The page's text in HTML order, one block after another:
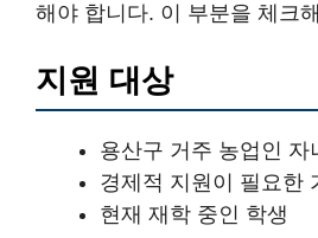
해야 합니다. 이 부분을 체크
지원 대상
용산구 거주 농업인 자
경제적 지원이 필요한
현재 재학 중인 학생